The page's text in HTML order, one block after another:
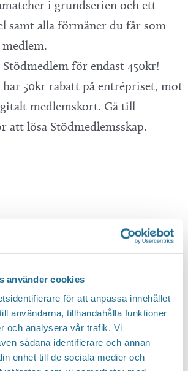
använder cookies
för att anpassa innehållet
användarna, tillhandahålla funktioner
och analysera vår trafik. Vi
sådana identifierare och annan
enhet till de sociala medier och
i grundserien och ett
samt alla förmåner du får som
för endast 450kr!
50kr rabatt på entrépriset, mot
medlemskort. Gå till
att lösa Stödmedlemsskap.
via MVT.se, expressen.se och